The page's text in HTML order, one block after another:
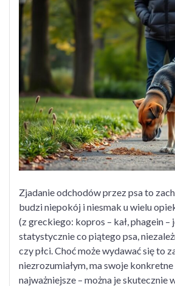
Zjadanie odchodów przez psa to
budzi niepokój i niesmak u wielu
(z greckiego: kopros – kał, phagein –
statystycznie co piątego psa,
czy płci. Choć może wydawać się to
niezrozumiałym, ma swoje
najważniejsze – można je skutecznie